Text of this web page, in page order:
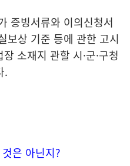
증빙서류와 이의신청서
보상 기준 등에 관한 고시
소재지 관할 시·군·구청
.
은 아닌지?